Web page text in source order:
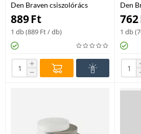
Den Braven csiszolórács
gipszkartonhoz P80 szürke 280
mm
889Ft
1 db (889 Ft/ db)
+
−
Den
mm
762
1 db (